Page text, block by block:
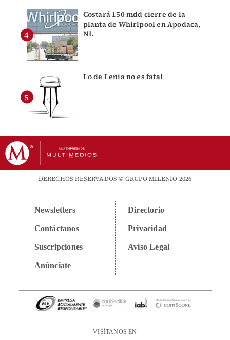
Costará 150 mdd cierre de la
planta de Whirlpool en Apodaca,
NL
Lo de Lenia no es fatal
DERECHOS RESERVADOS © GRUPO MILENIO 2026
Newsletters
Contáctanos
Suscripciones
Anúnciate
Directorio
Privacidad
Aviso Legal
VISÍTANOS EN